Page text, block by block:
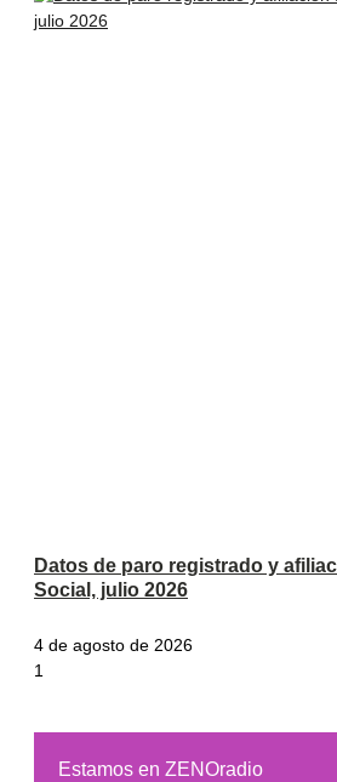
Datos de paro registrado y
Social, julio 2026
4 de agosto de 2026
Estamos en ZENOradio